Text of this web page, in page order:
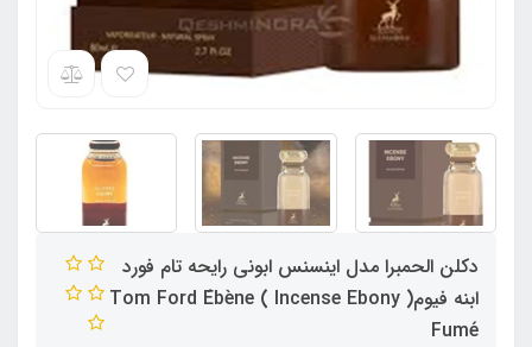
دکلن الحمبرا مدل اینسنس ابونی رایحه تام فورد
ابنه فیوم( Incense Ebony ) Tom Ford Ébène
Fumé